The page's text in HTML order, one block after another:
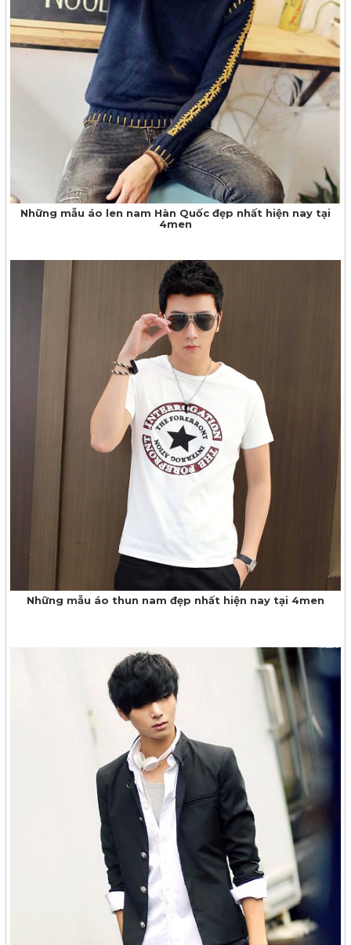
Những mẫu áo len nam Hàn Quốc đẹp nhất hiện nay tại
4men
Những mẫu áo thun nam đẹp nhất hiện nay tại 4men